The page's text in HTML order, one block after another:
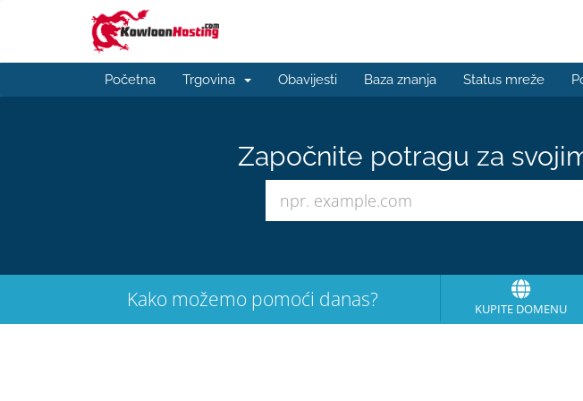
Početna Trgovina Obavijesti Baza znanja Status mreže
Započnite potragu za
Kako možemo pomoći danas? KUPITE DOMENU